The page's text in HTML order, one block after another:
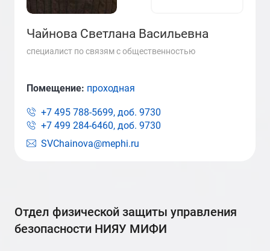
Чайнова Светлана Васильевна
специалист по связям с общественностью
SVChainova@mephi.ru
Помещение: проходная
+7 495 788-5699, доб. 9730
+7 499 284-6460, доб. 9730
отдел физической защиты управления
безопасности НИЯУ МИФИ